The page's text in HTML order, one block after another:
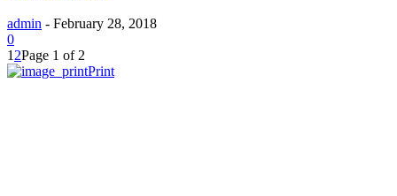
admin - February 28, 2018
0
1 2Page 1 of 2
Print